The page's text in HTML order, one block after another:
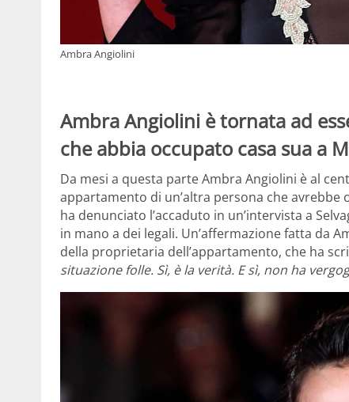
Ambra Angiolini
Ambra Angiolini è tornata ad
che abbia occupato casa sua a
Da mesi a questa parte Ambra Angiolini è al
appartamento di un’altra persona che
ha denunciato l’accaduto in un’intervista a
in mano a dei legali. Un’affermazione fatta da
della proprietaria dell’appartamento, che ha
situazione folle. Sì, è la verità. E sì, non ha